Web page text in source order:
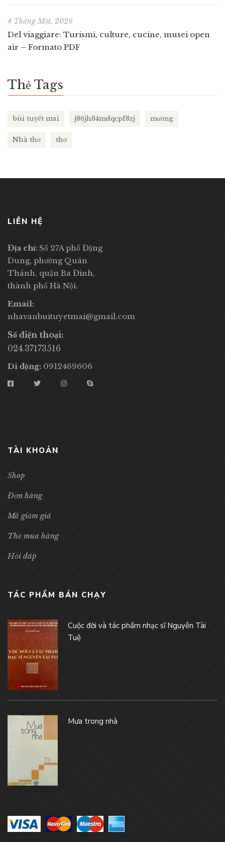
4 Tháng Một, 2026
Del viaggiare: Turismi, culture, cucine, musei open
air – Formato PDF
Thẻ Tags
bùi tuyết mai j86jh84mdqcpf8zj mường
Nhà thơ thơ
LIÊN HỆ
Địa chỉ: Số 27A phố Đặng
Dung, phường Quán
Thánh, quận Ba Đình,
thành phố Hà Nội.
Email:
nhavanbuituyetmai@gmail.com
Số điện thoại:
024.37173516
Di động: 0912469606
TÀI KHOẢN
Shop
Đơn hàng
Mã giảm giá
Thẻ mua hàng
Hỏi đáp
TÁC PHẨM BÁN CHẠY
Cuộc đời và tác phẩm nhạc sĩ Nguyễn Tài
Tuệ
Mưa trong nhà